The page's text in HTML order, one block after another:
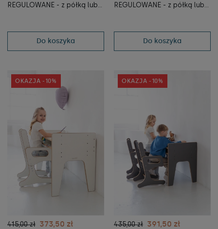
REGULOWANE - z półką lub
Do koszyka
REGULOWANE - z półką lub
Do koszyka
415,00 zł 373,50 zł
OKAZJA -10%
435,00 zł 391,50 zł
OKAZJA -10%